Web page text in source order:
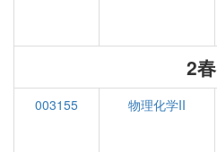
2春
003155 物理化学II